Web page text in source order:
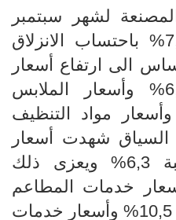
لشهر سبتمبر
7% باحتساب الانزلاق
الى ارتفاع أسعار
مواد البناء بنسبة 6,1% وأسعار الملابس
بنسبة 9,4% وأسعار مواد التنظيف
ذات السياق شهدت أسعار
الخدمات ارتفاعا بنسبة 6,3% ويعزى ذلك
خدمات المطاعم
والمقاهي والنزل بنسبة 10,5% وأسعار خدمات